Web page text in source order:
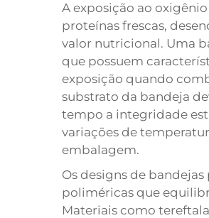
A exposição ao
proteínas frescas,
valor nutricional. Uma
que possuem
exposição quando
substrato da bandeja
tempo a integridade
variações de
embalagem.
Os designs de
poliméricas que
Materiais como